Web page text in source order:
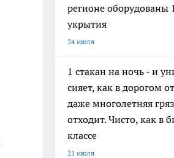
регионе оборудованы
укрытия
24 июля
1 стакан на ночь - и
сияет, как в дорогом
даже многолетняя
отходит. Чисто, как в
классе
21 июля